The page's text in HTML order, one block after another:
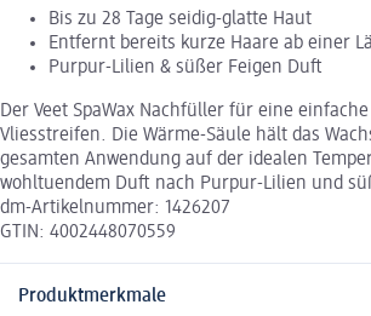
Bis zu 28 Tage seidig-glatte Haut
Entfernt bereits kurze Haare ab einer
Purpur-Lilien & süßer Feigen Duft
Der Veet SpaWax Nachfüller für eine
Vliesstreifen. Die Wärme-Säule hält das
gesamten Anwendung auf der idealen
wohltuendem Duft nach Purpur-Lilien und
dm-Artikelnummer: 1426207
GTIN: 4002448070559
Produktmerkmale